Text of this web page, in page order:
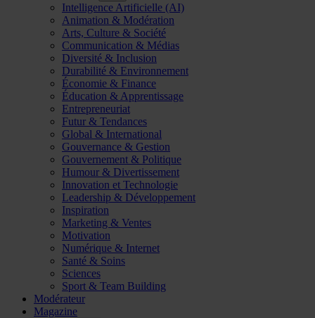
Intelligence Artificielle (AI)
Animation & Modération
Arts, Culture & Société
Communication & Médias
Diversité & Inclusion
Durabilité & Environnement
Économie & Finance
Éducation & Apprentissage
Entrepreneuriat
Futur & Tendances
Global & International
Gouvernance & Gestion
Gouvernement & Politique
Humour & Divertissement
Innovation et Technologie
Leadership & Développement
Inspiration
Marketing & Ventes
Motivation
Numérique & Internet
Santé & Soins
Sciences
Sport & Team Building
Modérateur
Magazine